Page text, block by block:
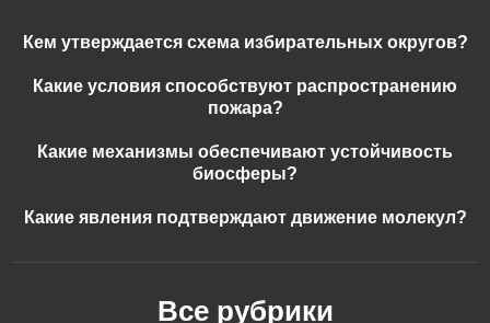
Кем утверждается схема избирательных округов?
Какие условия способствуют распространению
пожара?
Какие механизмы обеспечивают устойчивость
биосферы?
Какие явления подтверждают движение молекул?
Все рубрики